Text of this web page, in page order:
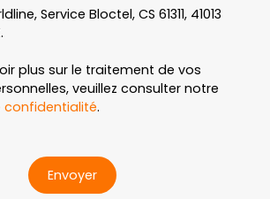
Service Bloctel, CS 61311, 41013
plus sur le traitement de vos
veuillez consulter notre
confidentialité.
Envoyer